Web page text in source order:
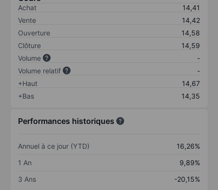
Achat
14,41
Vente
14,42
Ouverture
14,58
Clôture
14,59
Volume
-
Volume relatif
-
+Haut
14,67
+Bas
14,35
Performances historiques
Annuel à ce jour (YTD)
16,26%
1 An
9,89%
3 Ans
-20,15%